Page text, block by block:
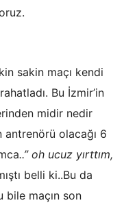
sakin maçı kendi
Bu İzmir’in
midir nedir
antrenörü olacağı 6
..” oh ucuz yırttım,
belli ki..Bu da
bile maçın son